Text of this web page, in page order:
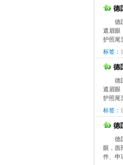
德
德
遮眉眼
护照尾
标签：
德
德
遮眉眼
护照尾
标签：
德
德
眼，面
件、申